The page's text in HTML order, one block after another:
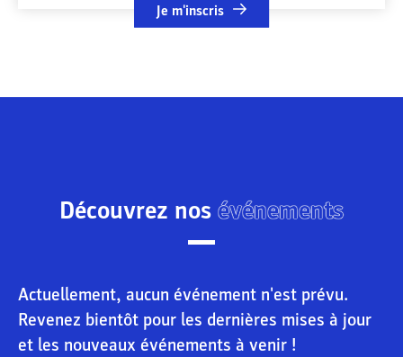
Je m'inscris
Découvrez nos événements
Actuellement, aucun événement n'est prévu.
Revenez bientôt pour les dernières mises à jour
et les nouveaux événements à venir !